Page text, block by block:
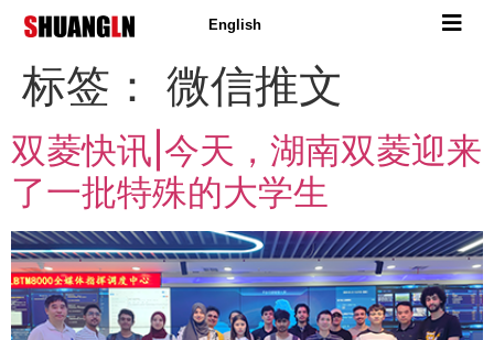
English
标签： 微信推文
双菱快讯|今天，湖南双菱迎来
了一批特殊的大学生